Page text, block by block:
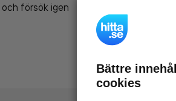
och försök igen
Bättre
cookies